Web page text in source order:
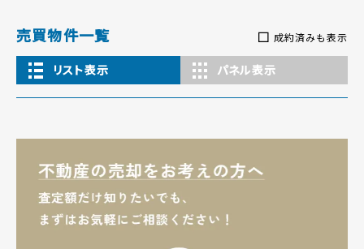
売買物件一覧 成約済みも表示
リスト表示 パネル表示